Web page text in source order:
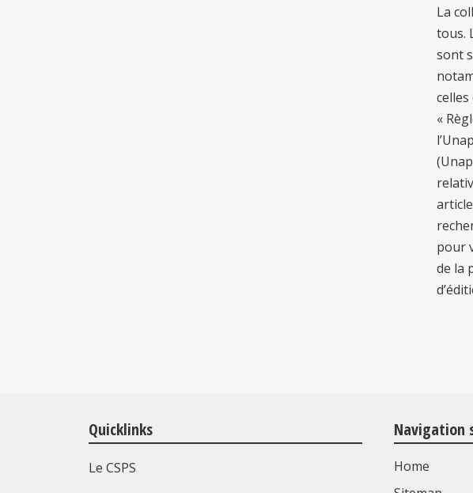
La
tous.
sont
«
pour
de la
Quicklinks
Le CSPS
Navigation
Home